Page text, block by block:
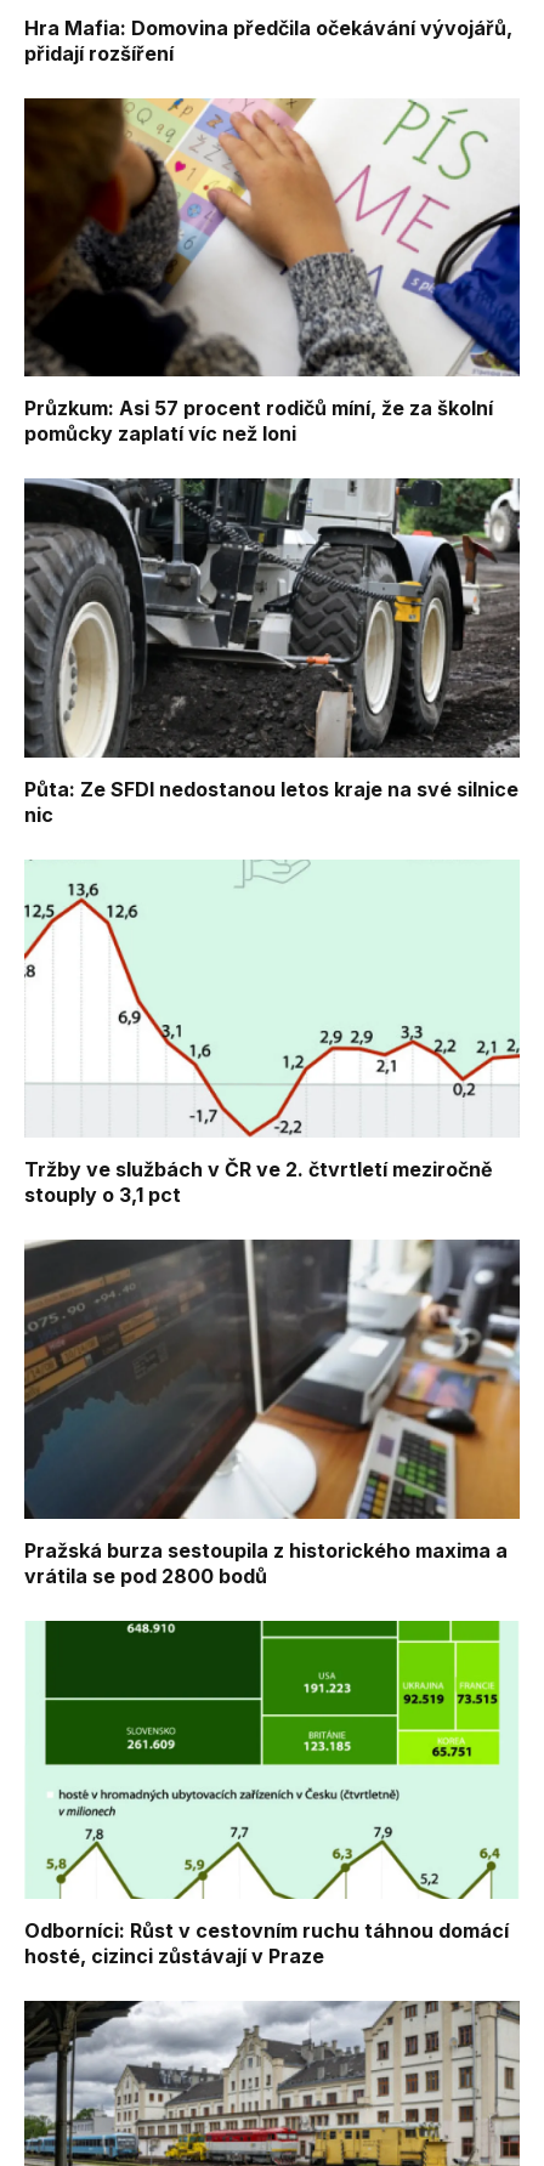
Hra Mafia: Domovina předčila očekávání vývojářů,
přidají rozšíření
Průzkum: Asi 57 procent rodičů míní, že za školní
pomůcky zaplatí víc než loni
Půta: Ze SFDI nedostanou letos kraje na své silnice
nic
Tržby ve službách v ČR ve 2. čtvrtletí meziročně
stouply o 3,1 pct
Pražská burza sestoupila z historického maxima a
vrátila se pod 2800 bodů
Odborníci: Růst v cestovním ruchu táhnou domácí
hosté, cizinci zůstávají v Praze